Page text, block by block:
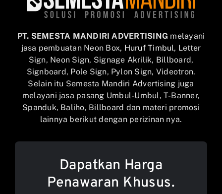
PT. SEMESTA MANDIRI ADVERTISING melayani
jasa pembuatan Neon Box, Huruf Timbul, Letter
Sign, Neon Sign, Signage Akrilik, Billboard,
Signboard, Pole Sign, Pylon Sign, Videotron.
Selain itu Semesta Mandiri Advertising juga
melayani jasa pasang Umbul-Umbul, T-Banner,
Spanduk, Baliho, Billboard dan materi promosi
lainnya berikut dengan perizinan nya.
Dapatkan Harga
Penawaran Khusus.